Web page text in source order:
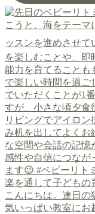
こんにちは。連日の
気いっぱい教室にお